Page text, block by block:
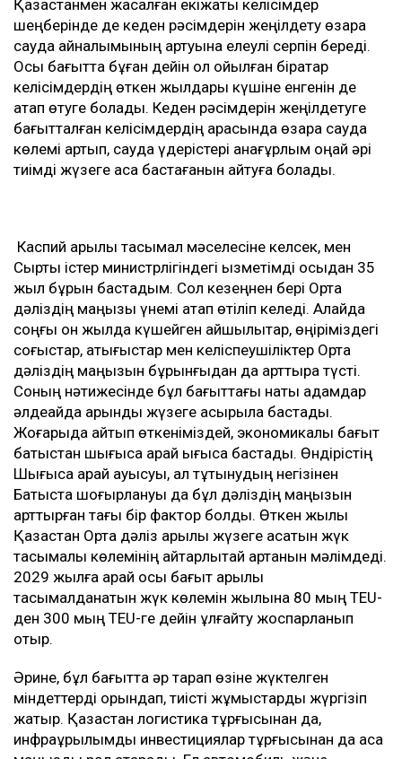
Қазақстанмен жасалған екіжақты келісімдер
шеңберінде де кеден рәсімдерін жеңілдету өзара
сауда айналымының артуына елеулі серпін береді.
Осы бағытта бұған дейін қол қойылған бірқатар
келісімдердің өткен жылдары күшіне енгенін де
атап өтуге болады. Кеден рәсімдерін жеңілдетуге
бағытталған келісімдердің арқасында өзара сауда
көлемі артып, сауда үдерістері анағұрлым оңай әрі
тиімді жүзеге аса бастағанын айтуға болады.
Каспий арқылы тасымал мәселесіне келсек, мен
Сыртқы істер министрлігіндегі қызметімді осыдан 35
жыл бұрын бастадым. Сол кезеңнен бері Орта
дәліздің маңызы үнемі атап өтіліп келеді. Алайда
соңғы он жылда күшейген қайшылықтар, өңіріміздегі
соғыстар, қақтығыстар мен келіспеушіліктер Орта
дәліздің маңызын бұрынғыдан да арттыра түсті.
Соның нәтижесінде бұл бағыттағы нақты қадамдар
әлдеқайда қарқынды жүзеге асырыла бастады.
Жоғарыда айтып өткеніміздей, экономикалық бағыт
батыстан шығысқа қарай ығыса бастады. Өндірістің
Шығысқа қарай ауысуы, ал тұтынудың негізінен
Батыста шоғырлануы да бұл дәліздің маңызын
арттырған тағы бір фактор болды. Өткен жылы
Қазақстан Орта дәліз арқылы жүзеге асатын жүк
тасымалы көлемінің айтарлықтай артқанын мәлімдеді.
2029 жылға қарай осы бағыт арқылы
тасымалданатын жүк көлемін жылына 80 мың TEU-
ден 300 мың TEU-ге дейін ұлғайту жоспарланып
отыр.
Әрине, бұл бағытта әр тарап өзіне жүктелген
міндеттерді орындап, тиісті жұмыстарды жүргізіп
жатыр. Қазақстан логистика тұрғысынан да,
инфрақұрылымдық инвестициялар тұрғысынан да аса